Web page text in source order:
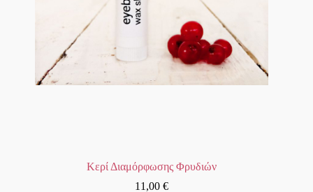
Κερί Διαμόρφωσης Φρυδιών
11,00€